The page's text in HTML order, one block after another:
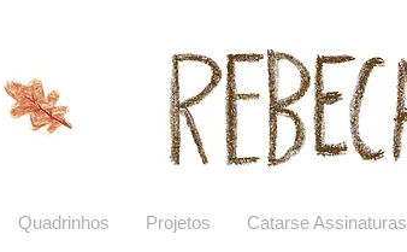
Quadrinhos Projetos Catarse Assinaturas